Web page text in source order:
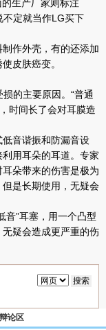
生产厂家则标注
不定就当作LG买下
作外壳，有的还添加
皮肤癌变。
的主要原因。“普通
时间长了会对耳膜造
音谐振和防漏音设
用耳朵的耳道。专家
朵带来的伤害是极为
是长期使用，无疑会
”耳塞，用一个凸型
疑会造成更严重的伤
辩论区